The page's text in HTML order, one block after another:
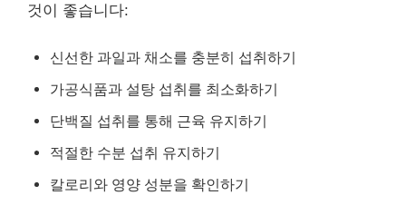
것이 좋습니다:
신선한 과일과 채소를 충분히 섭취하기
가공식품과 설탕 섭취를 최소화하기
단백질 섭취를 통해 근육 유지하기
적절한 수분 섭취 유지하기
칼로리와 영양 성분을 확인하기